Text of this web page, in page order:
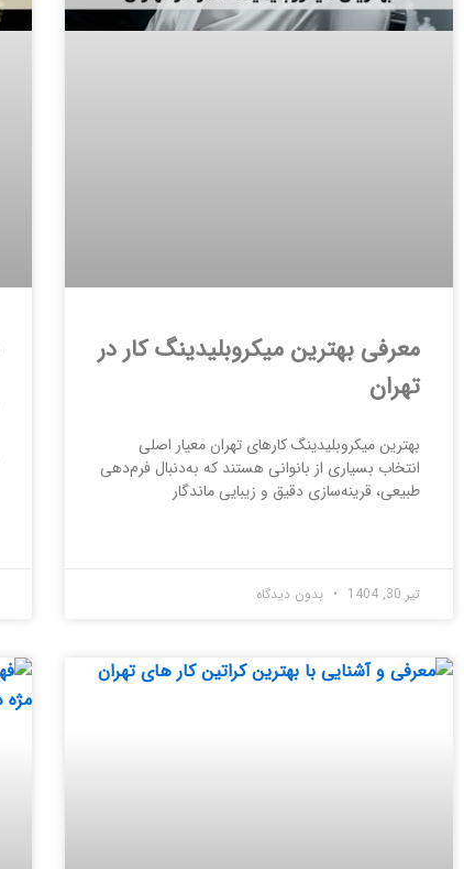
معرفی بهترین میکروبلیدینگ کار در
تهران
بهترین میکروبلیدینگ کارهای تهران معیار اصلی
انتخاب بسیاری از بانوانی هستند که به‌دنبال فرم‌دهی
طبیعی، قرینه‌سازی دقیق و زیبایی ماندگار
تیر 30, 1404 بدون دیدگاه